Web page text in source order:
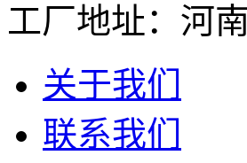
工厂地址：河
关于我们
联系我们